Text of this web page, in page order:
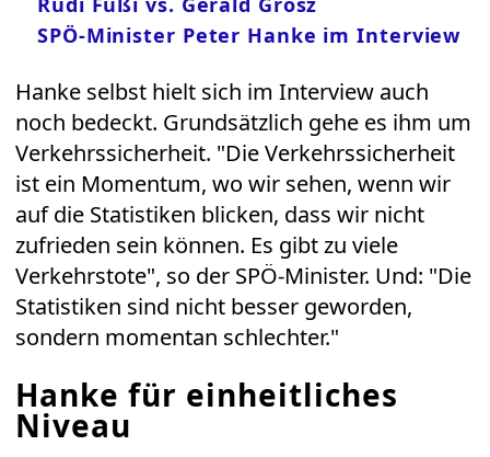
SPÖ-Minister Peter Hanke im Interview
Hanke selbst hielt sich im Interview auch
noch bedeckt. Grundsätzlich gehe es ihm um
Verkehrssicherheit. "Die Verkehrssicherheit
ist ein Momentum, wo wir sehen, wenn wir
auf die Statistiken blicken, dass wir nicht
zufrieden sein können. Es gibt zu viele
Verkehrstote", so der SPÖ-Minister. Und: "Die
Statistiken sind nicht besser geworden,
sondern momentan schlechter."
Hanke für einheitliches
Niveau